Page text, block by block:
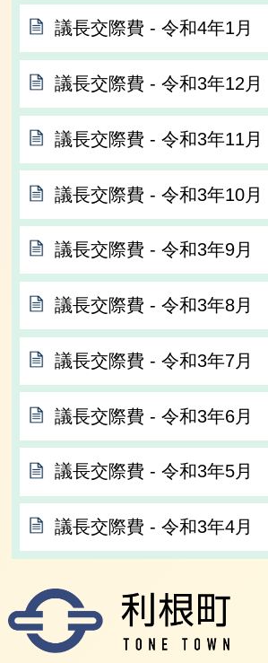
議長交際費 ‐ 令和4年1月
議長交際費 ‐ 令和3年12月
議長交際費 ‐ 令和3年11月
議長交際費 ‐ 令和3年10月
議長交際費 ‐ 令和3年9月
議長交際費 ‐ 令和3年8月
議長交際費 ‐ 令和3年7月
議長交際費 ‐ 令和3年6月
議長交際費 ‐ 令和3年5月
議長交際費 ‐ 令和3年4月